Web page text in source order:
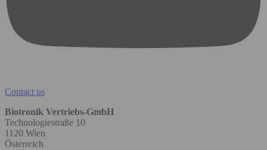
Contact us
Biotronik Vertriebs-GmbH
Technologiestraße 10
1120 Wien
Österreich